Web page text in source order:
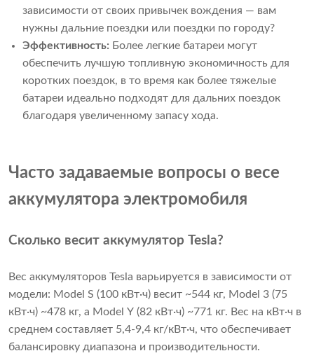
зависимости от своих привычек вождения — вам
нужны дальние поездки или поездки по городу?
Эффективность: Более легкие батареи могут
обеспечить лучшую топливную экономичность для
коротких поездок, в то время как более тяжелые
батареи идеально подходят для дальних поездок
благодаря увеличенному запасу хода.
Часто задаваемые вопросы о весе
аккумулятора электромобиля
Сколько весит аккумулятор Tesla?
Вес аккумуляторов Tesla варьируется в зависимости от
модели: Model S (100 кВт·ч) весит ~544 кг, Model 3 (75
кВт·ч) ~478 кг, а Model Y (82 кВт·ч) ~771 кг. Вес на кВт·ч в
среднем составляет 5,4-9,4 кг/кВт·ч, что обеспечивает
балансировку диапазона и производительности.